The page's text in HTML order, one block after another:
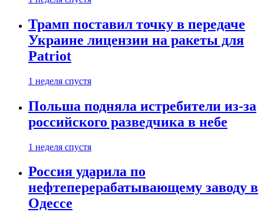
Трамп поставил точку в передаче
Украине лицензии на ракеты для
Patriot
1 неделя спустя
Польша подняла истребители из-за
российского разведчика в небе
1 неделя спустя
Россия ударила по
нефтеперерабатывающему заводу в
Одессе